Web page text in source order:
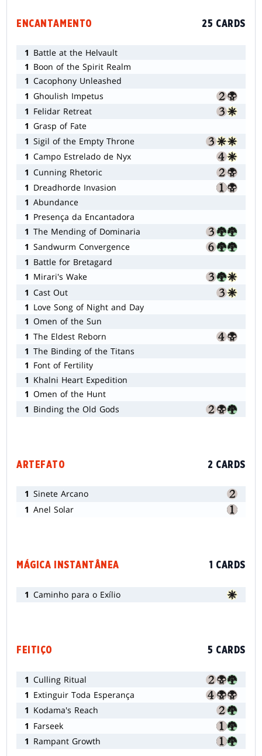
ENCANTAMENTO 25 CARDS
1 Battle at the Helvault
1 Boon of the Spirit Realm
1 Cacophony Unleashed
1 Ghoulish Impetus
1 Felidar Retreat
1 Grasp of Fate
1 Sigil of the Empty Throne
1 Campo Estrelado de Nyx
1 Cunning Rhetoric
1 Dreadhorde Invasion
1 Abundance
1 Presença da Encantadora
1 The Mending of Dominaria
1 Sandwurm Convergence
1 Battle for Bretagard
1 Mirari's Wake
1 Cast Out
1 Love Song of Night and Day
1 Omen of the Sun
1 The Eldest Reborn
1 The Binding of the Titans
1 Font of Fertility
1 Khalni Heart Expedition
1 Omen of the Hunt
1 Binding the Old Gods
ARTEFATO 2 CARDS
1 Sinete Arcano
1 Anel Solar
MÁGICA INSTANTÂNEA 1 CARDS
1 Caminho para o Exílio
FEITIÇO 5 CARDS
1 Culling Ritual
1 Extinguir Toda Esperança
1 Kodama's Reach
1 Farseek
1 Rampant Growth